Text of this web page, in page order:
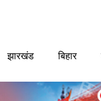
झारखंड बिहार